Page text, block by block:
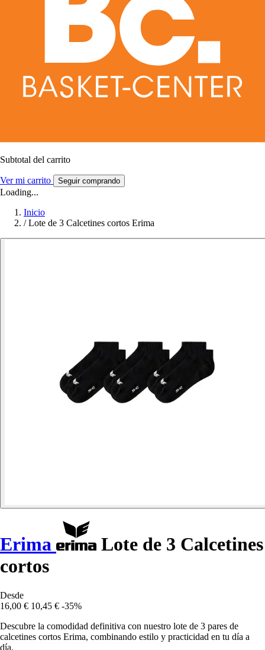
Subtotal del carrito
Ver mi carrito Seguir comprando
Loading...
Inicio
/ Lote de 3 Calcetines cortos Erima
Erima
Lote de 3 Calcetines
cortos
Desde
16,00 € 10,45 € -35%
Descubre la comodidad definitiva con nuestro lote de 3 pares de
calcetines cortos Erima, combinando estilo y practicidad en tu día a
día.